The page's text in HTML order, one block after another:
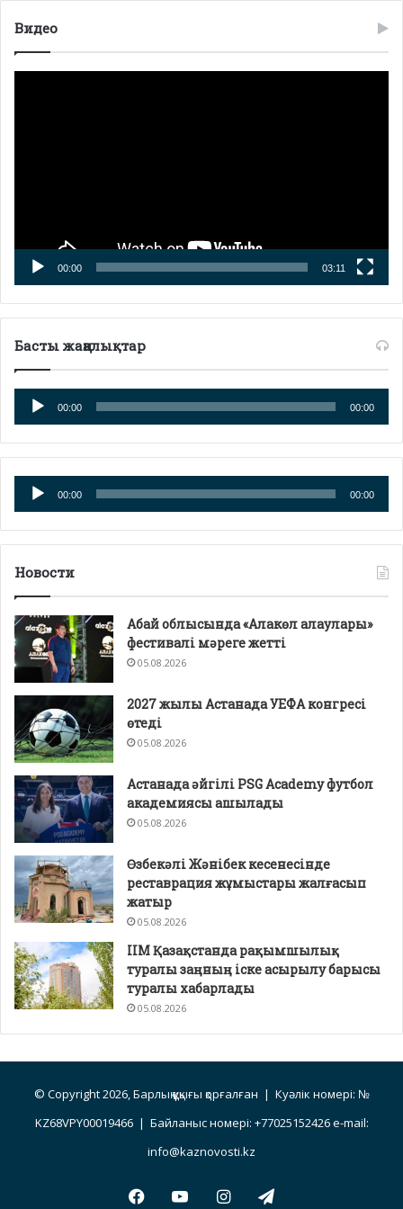
Видео
00:00 03:11
Басты жаңалықтар
Аудио
плейер
00:00 00:00
Аудио
плейер
00:00 00:00
Новости
Абай облысында «Алакөл алаулары»
фестивалі мәреге жетті
05.08.2026
2027 жылы Астанада УЕФА конгресі
өтеді
05.08.2026
Астанада әйгілі PSG Academy футбол
академиясы ашылады
05.08.2026
Өзбекәлі Жәнібек кесенесінде
реставрация жұмыстары жалғасып
жатыр
05.08.2026
ІІМ Қазақстанда рақымшылық
туралы заңның іске асырылу барысы
туралы хабарлады
05.08.2026
© Copyright 2026, Барлық құқығы қорғалған | Куәлік номері: №
KZ68VPY00019466 | Байланыс номері: +77025152426 e-mail:
info@kaznovosti.kz
Facebook
YouTubeInstagramTelegram